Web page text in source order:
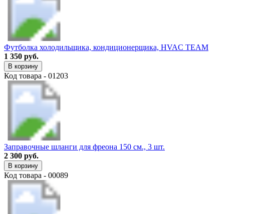
Футболка холодильщика, кондиционерщика, HVAC TEAM
1 350 руб.
В корзину
Код товара - 01203
Заправочные шланги для фреона 150 см., 3 шт.
2 300 руб.
В корзину
Код товара - 00089